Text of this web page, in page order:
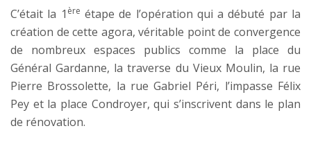
C’était la 1 ère étape de l’opération qui a débuté par la
création de cette agora, véritable point de convergence
de nombreux espaces publics comme la place du
Général Gardanne, la traverse du Vieux Moulin, la rue
Pierre Brossolette, la rue Gabriel Péri, l’impasse Félix
Pey et la place Condroyer, qui s’inscrivent dans le plan
de rénovation.